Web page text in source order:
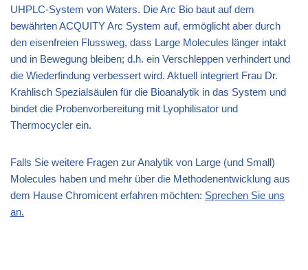
UHPLC-System von Waters. Die Arc Bio baut auf dem
bewährten ACQUITY Arc System auf, ermöglicht aber durch
den eisenfreien Flussweg, dass Large Molecules länger intakt
und in Bewegung bleiben; d.h. ein Verschleppen verhindert und
die Wiederfindung verbessert wird. Aktuell integriert Frau Dr.
Krahlisch Spezialsäulen für die Bioanalytik in das System und
bindet die Probenvorbereitung mit Lyophilisator und
Thermocycler ein.
Falls Sie weitere Fragen zur Analytik von Large (und Small)
Molecules haben und mehr über die Methodenentwicklung aus
dem Hause Chromicent erfahren möchten: Sprechen Sie uns
an.